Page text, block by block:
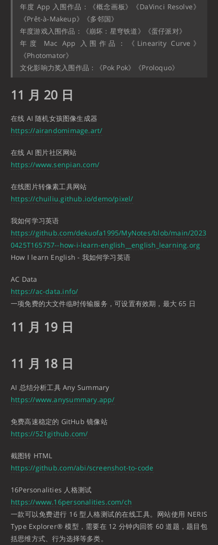
年度 App 入围作品：《概念画板》《DaVinci Resolve》
《Prêt-à‑Makeup》《多邻国》
年度游戏入围作品：《崩坏：星穹铁道》《蛋仔派对》
年度 Mac App 入围作品：《Linearity Curve》
《Photomator》
文化影响力奖入围作品：《Pok Pok》《Proloquo》
11 月 20 日
在线 AI 随机女孩图像生成器
https://airandomimage.art/
在线 AI 图片社区网站
https://www.senpian.com/
在线图片转像素工具网站
https://chuiliu.github.io/demo/pixel/
我如何学习英语
https://github.com/dekuofa1995/MyNotes/blob/main/2023
0425T165757--how-i-learn-english__english_learning.org
How I learn English - 我如何学习英语
AC Data
https://ac-data.info/
一项免费的大文件临时传输服务，可设置有效期，最大 65 日
11 月 19 日
11 月 18 日
AI 总结分析工具 Any Summary
https://www.anysummary.app/
免费高速稳定的 GitHub 镜像站
https://521github.com/
截图转 HTML
https://github.com/abi/screenshot-to-code
16Personalities 人格测试
https://www.16personalities.com/ch
一款可以免费进行 16 型人格测试的在线工具。网站使用 NERIS
Type Explorer® 模型，需要在 12 分钟内回答 60 道题，题目包
括思维方式、行为选择等多类。